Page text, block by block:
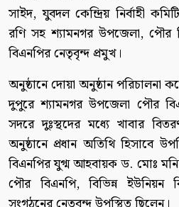
সাইদ, যুবদল কেন্দ্রিয় নির্বাহী
রণি সহ শ্যামনগর উপজেলা, পৌর
বিএনপির নেতৃবৃন্দ প্রমুখ।
অনুষ্ঠানে দোয়া অনুষ্ঠান
দুপুরে শ্যামনগর উপজেলা পৌর
সদরে দুঃস্থদের মধ্যে খাবার
অনুষ্ঠানে প্রধান অতিথি হিসাবে
বিএনপির যুগ্ম আহবায়ক ড. মোঃ
পৌর বিএনপি, বিভিন্ন